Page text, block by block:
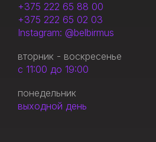
+375 222 65 88 00
+375 222 65 02 03
Instagram: @belbirmus
вторник - воскресенье
с 11:00 до 19:00
понедельник
выходной день